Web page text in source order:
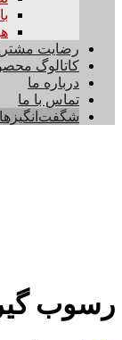
رضایت
کاتالوگ
درباره ما
تماس با ما
شگفت‌انگیزها
رسوب